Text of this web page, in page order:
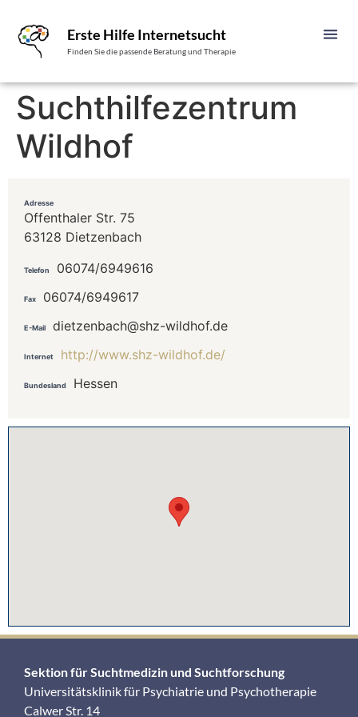
Erste Hilfe Internetsucht
Finden Sie die passende Beratung und Therapie
Suchthilfezentrum
Wildhof
Adresse
Offenthaler Str. 75
63128 Dietzenbach
Telefon 06074/6949616
Fax 06074/6949617
E-Mail dietzenbach@shz-wildhof.de
Internet http://www.shz-wildhof.de/
Bundesland Hessen
Sektion für Suchtmedizin und Suchtforschung
Universitätsklinik für Psychiatrie und Psychotherapie
Calwer Str. 14